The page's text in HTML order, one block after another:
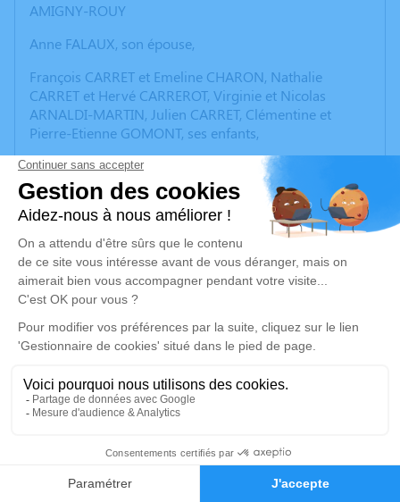
Faire-part Hommages
AMIGNY-ROUY
Anne FALAUX, son épouse,
François CARRET et Emeline CHARON, Nathalie
CARRET et Hervé CARREROT, Virginie et Nicolas
ARNALDI-MARTIN, Julien CARRET, Clémentine et
Pierre-Etienne GOMONT, ses enfants,
Lucie, Marion, Mathilde, Emrys, Eurydice, Thomas,
Augustine, Maël et Bertille, ses petits-enfants,
Jean-Paul et Marie-Françoise CARRET,
Bernard et Danièle CARRET,
Christine FAUVILLE,
Anne COLOMBEL,
Isabelle FALAUX,
Ainsi que l’ensemble de la famille
ont la tristesse de vous annoncer le décès de
Michel CARRET
survenu le vendredi 13 juin 2025 à La Fère, dans sa
La famille remercie tout particulièrement le Docteur
LAMARTINA et tout le Service de Médecine Nucléaire